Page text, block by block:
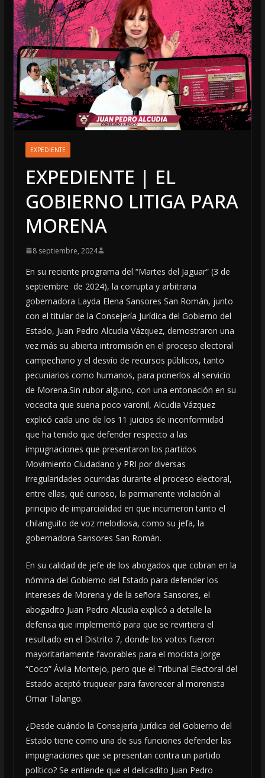
EXPEDIENTE
EXPEDIENTE | EL
GOBIERNO LITIGA PARA
MORENA
8 septiembre, 2024
En su reciente programa del “Martes del Jaguar” (3 de
septiembre de 2024), la corrupta y arbitraria
gobernadora Layda Elena Sansores San Román, junto
con el titular de la Consejería Jurídica del Gobierno del
Estado, Juan Pedro Alcudia Vázquez, demostraron una
vez más su abierta intromisión en el proceso electoral
campechano y el desvío de recursos públicos, tanto
pecuniarios como humanos, para ponerlos al servicio
de Morena.Sin rubor alguno, con una entonación en su
vocecita que suena poco varonil, Alcudia Vázquez
explicó cada uno de los 11 juicios de inconformidad
que ha tenido que defender respecto a las
impugnaciones que presentaron los partidos
Movimiento Ciudadano y PRI por diversas
irregularidades ocurridas durante el proceso electoral,
entre ellas, qué curioso, la permanente violación al
principio de imparcialidad en que incurrieron tanto el
chilanguito de voz melodiosa, como su jefa, la
gobernadora Sansores San Román.
En su calidad de jefe de los abogados que cobran en la
nómina del Gobierno del Estado para defender los
intereses de Morena y de la señora Sansores, el
abogadito Juan Pedro Alcudia explicó a detalle la
defensa que implementó para que se revirtiera el
resultado en el Distrito 7, donde los votos fueron
mayoritariamente favorables para el mocista Jorge
“Coco” Ávila Montejo, pero que el Tribunal Electoral del
Estado aceptó truquear para favorecer al morenista
Omar Talango.
¿Desde cuándo la Consejería Jurídica del Gobierno del
Estado tiene como una de sus funciones defender las
impugnaciones que se presentan contra un partido
político? Se entiende que el delicadito Juan Pedro